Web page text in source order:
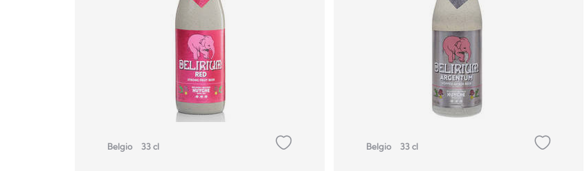
Belgio 33 cl Belgio 33 cl